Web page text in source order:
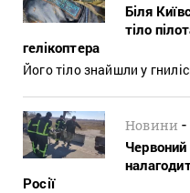
Біля
тіло
гелікоптера
Його тіло знайшли у
Новини -
Червоний
Росії